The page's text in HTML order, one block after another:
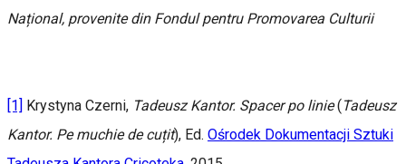
Național, provenite din Fondul pentru Promovarea Culturii
[1] Krystyna Czerni, Tadeusz Kantor. Spacer po linie( Tadeusz
Kantor. Pe muchie de cuțit), Ed. Ośrodek Dokumentacji Sztuki